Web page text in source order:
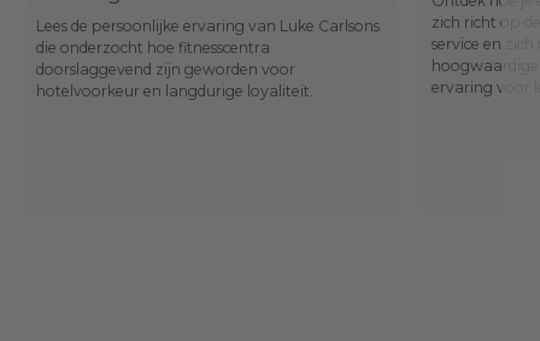
Lees de persoonlijke ervaring van Luke Carlsons
die onderzocht hoe fitnesscentra
doorslaggevend zijn geworden voor
hotelvoorkeur en langdurige loyaliteit.
zich richt op
service en
ervaring voor